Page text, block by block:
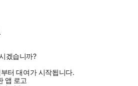
겠습니까?
터 대여가 시작됩니다.